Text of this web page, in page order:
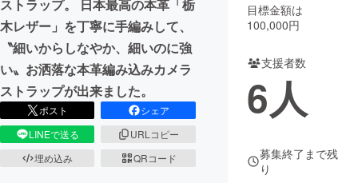
まちづくり・地域活性化
CAMPFIRE for Social Good
CAMPFIRE Creation
CAMPFIREふるさと納税
コミュニティ
ストラップ。 日本最高の本革「栃
木レザー」を丁寧に手編みして、
〝細いからしなやか、細いのに強
い〟お洒落な本革編み込みカメラ
ストラップが出来ました。
ポスト
シェア
LINEで送る
URLコピー
埋め込み
QRコード
目標金額は
100,000円
支援者数
6人
募集終了まで残
り